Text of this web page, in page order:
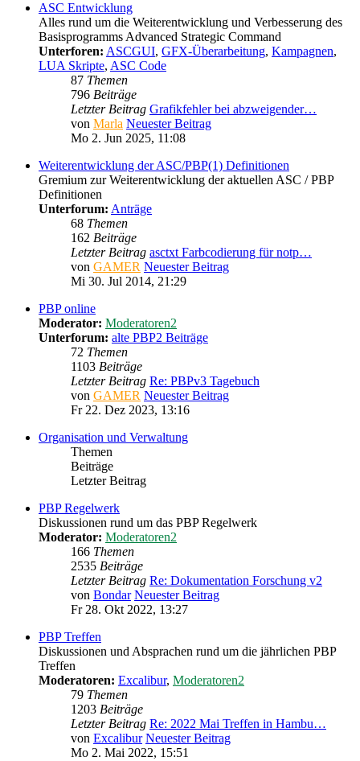
ASC Entwicklung
Alles rund um die Weiterentwicklung und Verbesserung des
Basisprogramms Advanced Strategic Command
Unterforen: ASCGUI, GFX-Überarbeitung, Kampagnen,
LUA Skripte, ASC Code
87 Themen
796 Beiträge
Letzter Beitrag Grafikfehler bei abzweigender…
von Marla Neuester Beitrag
Mo 2. Jun 2025, 11:08
Weiterentwicklung der ASC/PBP(1) Definitionen
Gremium zur Weiterentwicklung der aktuellen ASC / PBP
Definitionen
Unterforum: Anträge
68 Themen
162 Beiträge
Letzter Beitrag asctxt Farbcodierung für notp…
von GAMER Neuester Beitrag
Mi 30. Jul 2014, 21:29
PBP online
Moderator: Moderatoren2
Unterforum: alte PBP2 Beiträge
72 Themen
1103 Beiträge
Letzter Beitrag Re: PBPv3 Tagebuch
von GAMER Neuester Beitrag
Fr 22. Dez 2023, 13:16
Organisation und Verwaltung
Themen
Beiträge
Letzter Beitrag
PBP Regelwerk
Diskussionen rund um das PBP Regelwerk
Moderator: Moderatoren2
166 Themen
2535 Beiträge
Letzter Beitrag Re: Dokumentation Forschung v2
von Bondar Neuester Beitrag
Fr 28. Okt 2022, 13:27
PBP Treffen
Diskussionen und Absprachen rund um die jährlichen PBP
Treffen
Moderatoren: Excalibur, Moderatoren2
79 Themen
1203 Beiträge
Letzter Beitrag Re: 2022 Mai Treffen in Hambu…
von Excalibur Neuester Beitrag
Mo 2. Mai 2022, 15:51